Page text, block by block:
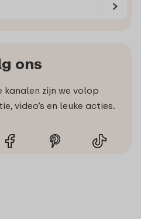
ons
kanalen zijn we volop
video’s en leuke acties.